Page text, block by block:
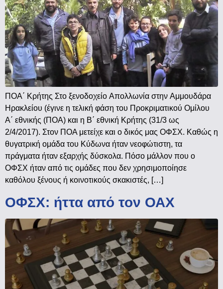
ΠΟΑ΄ Κρήτης Στο ξενοδοχείο Απολλωνία στην Αμμουδάρα
Ηρακλείου (έγινε η τελική φάση του Προκριματικού Ομίλου
Α΄ εθνικής (ΠΟΑ) και η Β΄ εθνική Κρήτης (31/3 ως
2/4/2017). Στον ΠΟΑ μετείχε και ο δικός μας ΟΦΣΧ. Καθώς η
θυγατρική ομάδα του Κύδωνα ήταν νεοφώτιστη, τα
πράγματα ήταν εξαρχής δύσκολα. Πόσο μάλλον που ο
ΟΦΣΧ ήταν από τις ομάδες που δεν χρησιμοποίησε
καθόλου ξένους ή κοινοτικούς σκακιστές, […]
ΟΦΣΧ: ήττα από τον ΟΑΧ